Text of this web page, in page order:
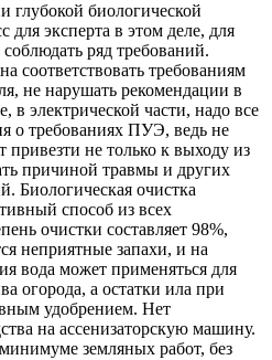
глубокой биологической
эксперта в этом деле, для
ряд требований.
соответствовать требованиям
не нарушать рекомендации в
в электрической части, надо все
о требованиях ПУЭ, ведь не
не только к выходу из
причиной травмы и других
Биологическая очистка
способ из всех
очистки составляет 98%,
неприятные запахи, и на
вода может применяться для
огорода, а остатки ила при
удобрением. Нет
на ассенизаторскую машину.
земляных работ, без